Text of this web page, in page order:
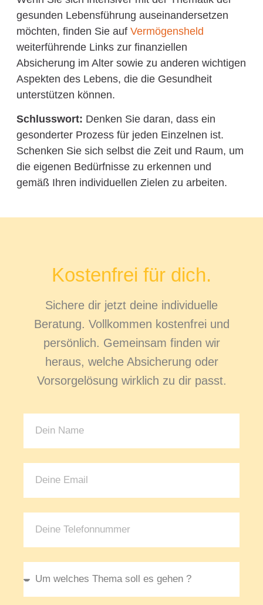
gesunden Lebensführung auseinandersetzen
möchten, finden Sie auf Vermögensheld
weiterführende Links zur finanziellen
Absicherung im Alter sowie zu anderen wichtigen
Aspekten des Lebens, die die Gesundheit
unterstützen können.
Schlusswort: Denken Sie daran, dass ein
gesonderter Prozess für jeden Einzelnen ist.
Schenken Sie sich selbst die Zeit und Raum, um
die eigenen Bedürfnisse zu erkennen und
gemäß Ihren individuellen Zielen zu arbeiten.
Kostenfrei für dich.
Sichere dir jetzt deine individuelle
Beratung. Vollkommen kostenfrei und
persönlich. Gemeinsam finden wir
heraus, welche Absicherung oder
Vorsorgelösung wirklich zu dir passt.